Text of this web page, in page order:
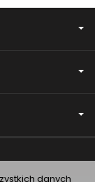
danych